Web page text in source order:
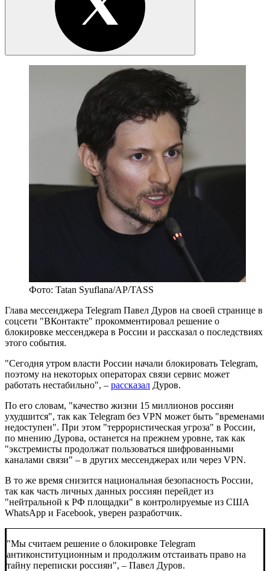
Фото: Tatan Syuflana/AP/TASS
Глава мессенджера Telegram Павел Дуров на своей странице в
соцсети "ВКонтакте" прокомментировал решение о
блокировке мессенджера в России и рассказал о последствиях
этого события.
"Сегодня утром власти России начали блокировать Telegram,
поэтому на некоторых операторах связи сервис может
работать нестабильно", – рассказал Дуров.
По его словам, "качество жизни 15 миллионов россиян
ухудшится", так как Telegram без VPN может быть "временами
недоступен". При этом "террористическая угроза" в России,
по мнению Дурова, останется на прежнем уровне, так как
"экстремисты продолжат пользоваться шифрованными
каналами связи" – в других мессенджерах или через VPN.
В то же время снизится национальная безопасность России,
так как часть личных данных россиян перейдет из
"нейтральной к РФ площадки" в контролируемые из США
WhatsApp и Facebook, уверен разработчик.
"Мы считаем решение о блокировке Telegram
антиконституционным и продолжим отстаивать право на
тайну переписки россиян", – Павел Дуров.